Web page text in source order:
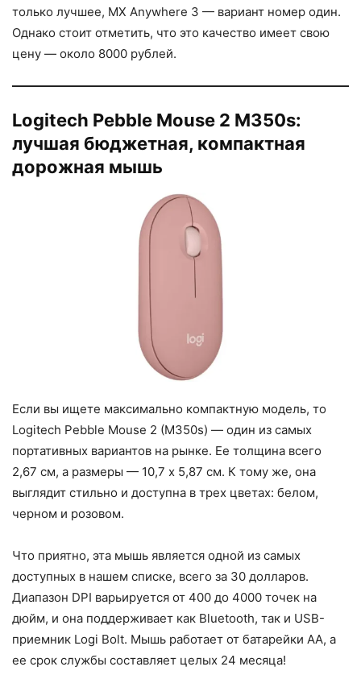
только лучшее, MX Anywhere 3 — вариант номер один.
Однако стоит отметить, что это качество имеет свою
цену — около 8000 рублей.
Logitech Pebble Mouse 2 M350s:
лучшая бюджетная, компактная
дорожная мышь
Если вы ищете максимально компактную модель, то
Logitech Pebble Mouse 2 (M350s) — один из самых
портативных вариантов на рынке. Ее толщина всего
2,67 см, а размеры — 10,7 x 5,87 см. К тому же, она
выглядит стильно и доступна в трех цветах: белом,
черном и розовом.
Что приятно, эта мышь является одной из самых
доступных в нашем списке, всего за 30 долларов.
Диапазон DPI варьируется от 400 до 4000 точек на
дюйм, и она поддерживает как Bluetooth, так и USB-
приемник Logi Bolt. Мышь работает от батарейки AA, а
ее срок службы составляет целых 24 месяца!